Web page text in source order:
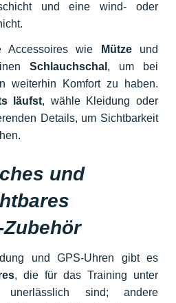
und eine wind- oder
Accessoires wie Mütze und
Schlauchschal , um bei
weiterhin Komfort zu haben.
läufst, wähle Kleidung oder
Details, um Sichtbarkeit
und
und GPS-Uhren gibt es
, die für das Training unter
unerlässlich sind; andere